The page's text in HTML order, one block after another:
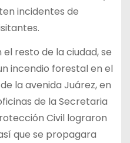
incidentes de
resto de la ciudad, se
incendio forestal en el
la avenida Juárez, en
de la Secretaria
Civil lograron
que se propagara